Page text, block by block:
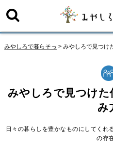
みやしろで暮らそっ > みやしろで見つけ
みやしろで見つけた
み
日々の暮らしを豊かなものにしてくれ
の存